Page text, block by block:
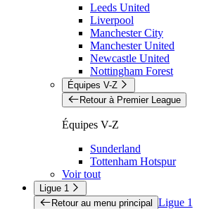
Leeds United
Liverpool
Manchester City
Manchester United
Newcastle United
Nottingham Forest
Équipes V-Z
Retour à Premier League
Équipes V-Z
Sunderland
Tottenham Hotspur
Voir tout
Ligue 1
Retour au menu principal Ligue 1